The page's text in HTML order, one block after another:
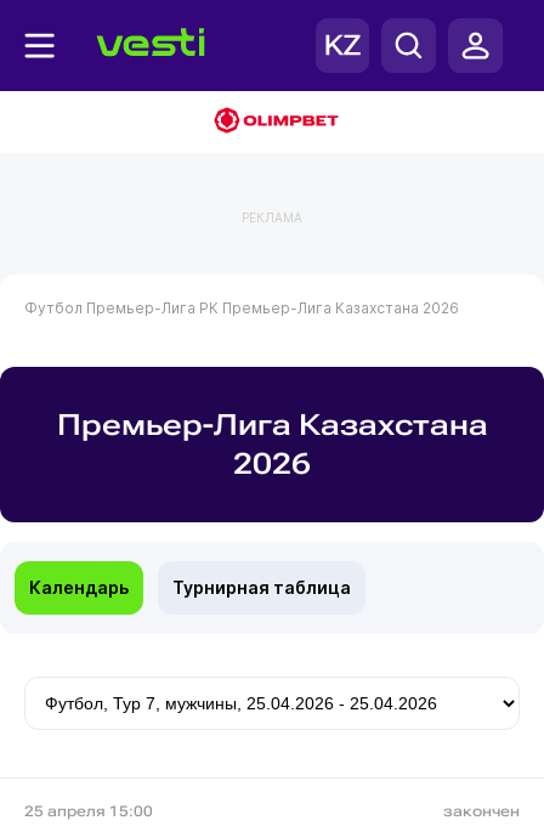
РЕКЛАМА
Футбол Премьер-Лига РК Премьер-Лига Казахстана 2026
Премьер-Лига Казахстана
2026
Календарь Турнирная таблица
25 апреля 15:00 закончен